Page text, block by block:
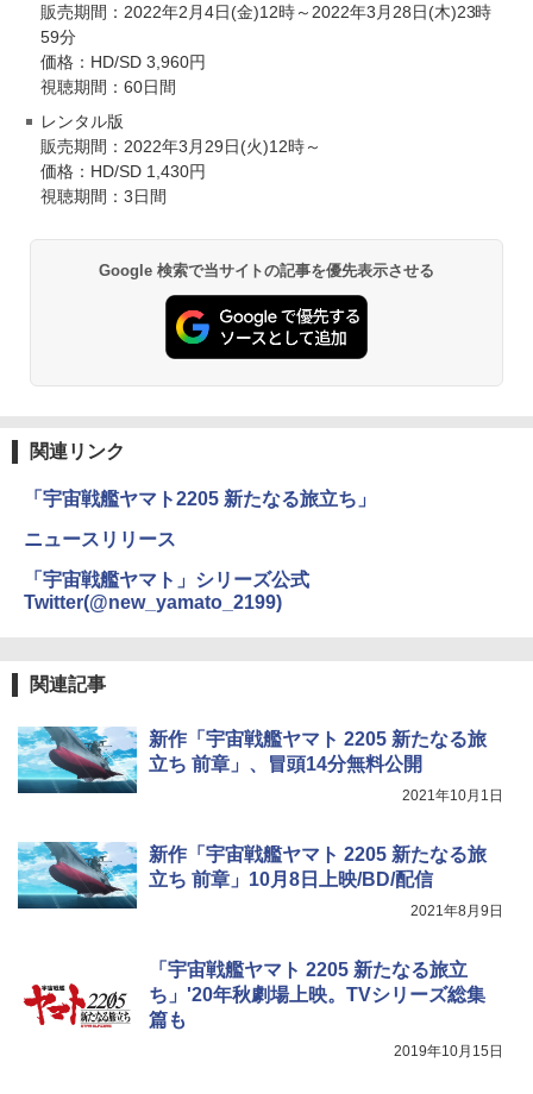
販売期間：2022年2月4日(金)12時～2022年3月28日(木)23時
59分
価格：HD/SD 3,960円
視聴期間：60日間
レンタル版
販売期間：2022年3月29日(火)12時～
価格：HD/SD 1,430円
視聴期間：3日間
Google 検索で当サイトの記事を優先表示させる
関連リンク
「宇宙戦艦ヤマト2205 新たなる旅立ち」
ニュースリリース
「宇宙戦艦ヤマト」シリーズ公式
Twitter(@new_yamato_2199)
関連記事
新作「宇宙戦艦ヤマト 2205 新たなる旅
立ち 前章」、冒頭14分無料公開
2021年10月1日
新作「宇宙戦艦ヤマト 2205 新たなる旅
立ち 前章」10月8日上映/BD/配信
2021年8月9日
「宇宙戦艦ヤマト 2205 新たなる旅立
ち」'20年秋劇場上映。TVシリーズ総集
篇も
2019年10月15日